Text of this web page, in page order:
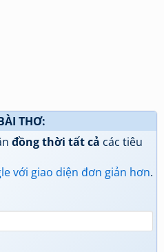
THƠ:
đồng thời tất cả các tiêu
với giao diện đơn giản hơn.